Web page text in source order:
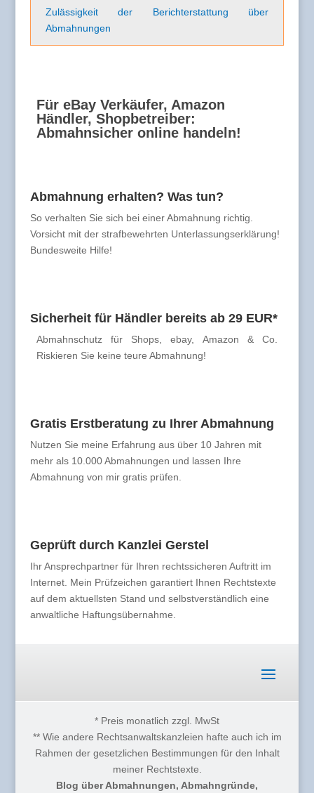
Zulässigkeit der Berichterstattung über
Abmahnungen
Für eBay Verkäufer, Amazon
Händler, Shopbetreiber:
Abmahnsicher online handeln!
Abmahnung erhalten? Was tun?
So verhalten Sie sich bei einer Abmahnung richtig.
Vorsicht mit der strafbewehrten Unterlassungserklärung!
Bundesweite Hilfe!
Sicherheit für Händler bereits ab 29 EUR*
Abmahnschutz für Shops, ebay, Amazon & Co.
Riskieren Sie keine teure Abmahnung!
Gratis Erstberatung zu Ihrer Abmahnung
Nutzen Sie meine Erfahrung aus über 10 Jahren mit
mehr als 10.000 Abmahnungen und lassen Ihre
Abmahnung von mir gratis prüfen.
Geprüft durch Kanzlei Gerstel
Ihr Ansprechpartner für Ihren rechtssicheren Auftritt im
Internet. Mein Prüfzeichen garantiert Ihnen Rechtstexte
auf dem aktuellsten Stand und selbstverständlich eine
anwaltliche Haftungsübernahme.
* Preis monatlich zzgl. MwSt
** Wie andere Rechtsanwaltskanzleien hafte auch ich im
Rahmen der gesetzlichen Bestimmungen für den Inhalt
meiner Rechtstexte.
Blog über Abmahnungen, Abmahngründe,